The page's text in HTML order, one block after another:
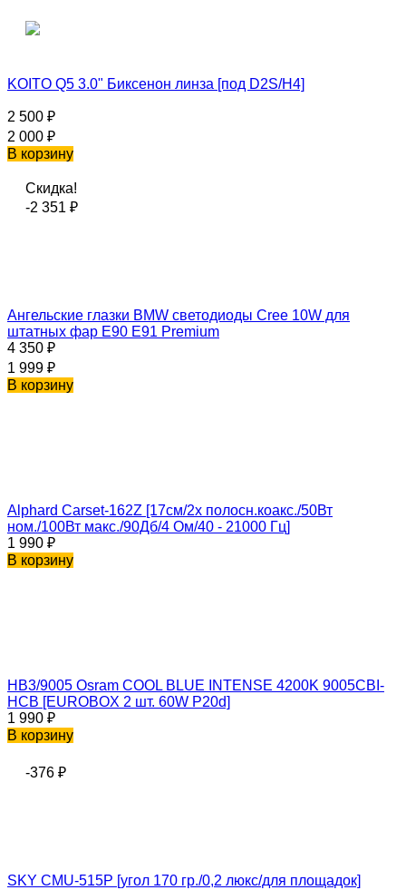
KOITO Q5 3.0" Биксенон линза [под D2S/H4]
2 500 ₽
2 000 ₽
В корзину
Скидка!
-2 351 ₽
Ангельские глазки BMW светодиоды Cree 10W для
штатных фар Е90 E91 Premium
4 350 ₽
1 999 ₽
В корзину
Alphard Carset-162Z [17см/2х полосн.коакс./50Вт
ном./100Вт макс./90Дб/4 Ом/40 - 21000 Гц]
1 990 ₽
В корзину
HB3/9005 Osram COOL BLUE INTENSE 4200K 9005CBI-
HCB [EUROBOX 2 шт. 60W P20d]
1 990 ₽
В корзину
-376 ₽
SKY CMU-515P [угол 170 гр./0,2 люкс/для площадок]